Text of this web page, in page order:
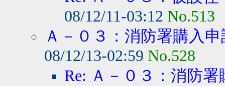
08/12/11-03:12 No.513
Ａ－０３：消防署購入申
08/12/13-02:59 No.528
Re: Ａ－０３：消防署